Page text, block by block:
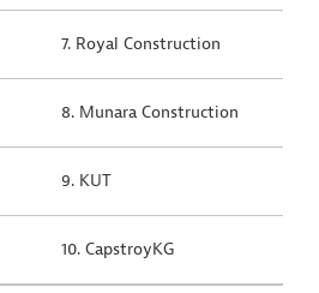
7. Royal Construction
8. Munara Construction
9. KUT
10. CapstroyKG